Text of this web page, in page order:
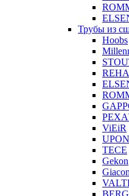
Трубы из
Hoobs
ViEiR
TECE
Gekon